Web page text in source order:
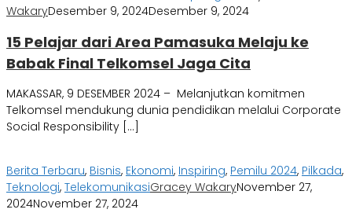
WakaryDesember 9, 2024Desember 9, 2024
15 Pelajar dari Area Pamasuka Melaju ke
Babak Final Telkomsel Jaga Cita
MAKASSAR, 9 DESEMBER 2024 – Melanjutkan komitmen
Telkomsel mendukung dunia pendidikan melalui Corporate
Social Responsibility […]
Berita Terbaru, Bisnis, Ekonomi, Inspiring, Pemilu 2024, Pilkada,
Teknologi, TelekomunikasiGracey WakaryNovember 27,
2024November 27, 2024